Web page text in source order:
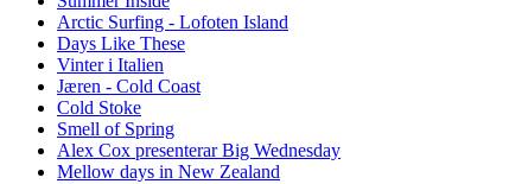
Arctic Surfing - Lofoten Island
Days Like These
Vinter i Italien
Jæren - Cold Coast
Cold Stoke
Smell of Spring
Alex Cox presenterar Big Wednesday
Mellow days in New Zealand